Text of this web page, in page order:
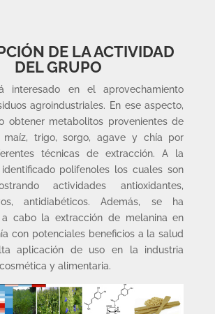
DE LA ACTIVIDAD
DEL GRUPO
interesado en el aprovechamiento
agroindustriales. En ese aspecto,
obtener metabolitos provenientes de
maíz, trigo, sorgo, agave y chía por
técnicas de extracción. A la
polifenoles los cuales son
actividades antioxidantes,
antidiabéticos. Además, se ha
cabo la extracción de melanina en
con potenciales beneficios a la salud
aplicación de uso en la industria
y alimentaria.